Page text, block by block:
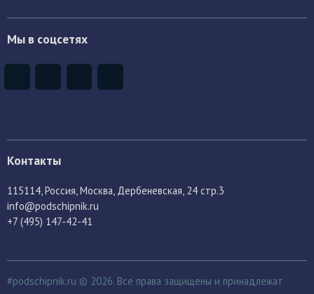
Мы в соцсетях
Контакты
115114 , Россия, Москва, Дербеневская, 24 стр.3
info@podschipnik.ru
+7 (495) 147-42-41
#podschipnik.ru © 2026. Все права защищены и принадлежат